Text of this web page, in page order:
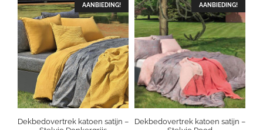
tot
159,95
was:
29,50.
is:
15,00.
AANBIEDING!
Dekbedovertrek katoen satijn –
AANBIEDING!
Dekbedovertrek katoen satijn –